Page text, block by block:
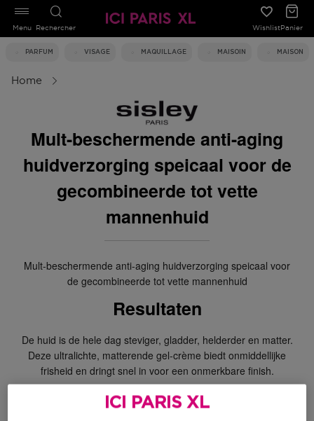
Rechercher WishlistPanier
PARFUM VISAGE MAQUILLAGE MAISOIN MAISON
Menu
Home
Mult-beschermende anti-aging
huidverzorging speicaal voor de
gecombineerde tot vette
mannenhuid
Mult-beschermende anti-aging huidverzorging speicaal voor
de gecombineerde tot vette mannenhuid
Resultaten
De huid is de hele dag steviger, gladder, helderder en matter.
Deze ultralichte, matterende gel-crème biedt onmiddellijke
frisheid en dringt snel in voor een onmerkbare finish.
Gebruiksadvies
ICI PARIS XL